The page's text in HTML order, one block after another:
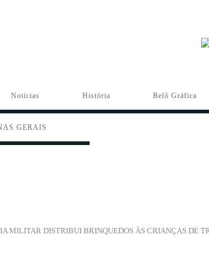
Notícias História Belô Gráfica
GERAIS
MILITAR DISTRIBUI BRINQUEDOS ÀS CRIANÇAS DE